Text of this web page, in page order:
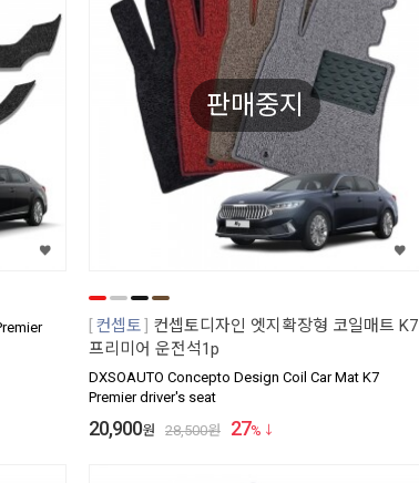
판매중지
컨셉토
컨셉토디자인 엣지확장형 코일매트 K7
프리미어 운전석1p
DXSOAUTO Concepto Design Coil Car Mat K7
Premier driver's seat
20,900원 28,500원 27%